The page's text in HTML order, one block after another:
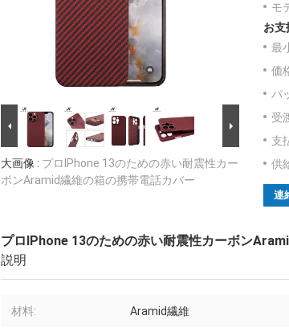
大画像 : プロIPhone 13のための赤い耐震性カー
ボンAramid繊維の箱の携帯電話カバー
モ
お支
最
価
パ
受
支
供
連
プロIPhone 13のための赤い耐震性カーボン
説明
材料: Aramid繊維